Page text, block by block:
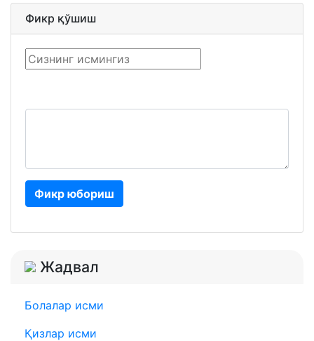
Фикр қўшиш
Фикр юбориш
Жадвал
Болалар исми
Қизлар исми